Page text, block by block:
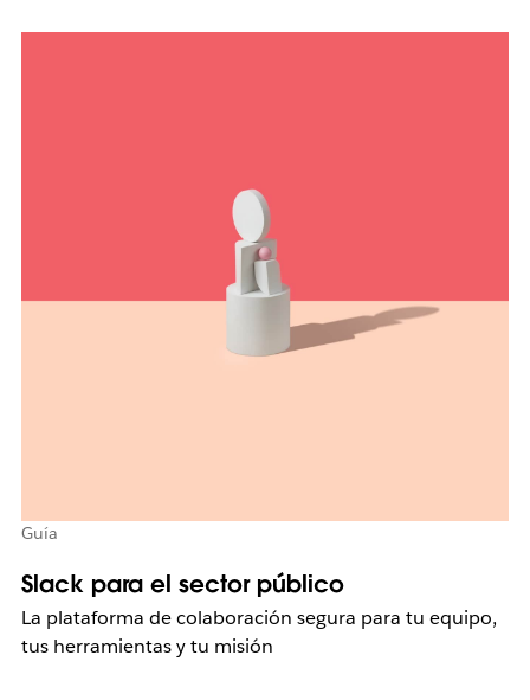
Guía
Slack para el sector público
La plataforma de colaboración segura para tu equipo,
tus herramientas y tu misión